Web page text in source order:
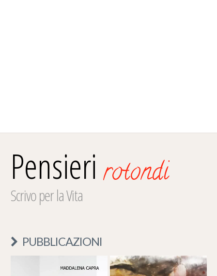
Pensierirotondi
Scrivo per la Vita
PUBBLICAZIONI